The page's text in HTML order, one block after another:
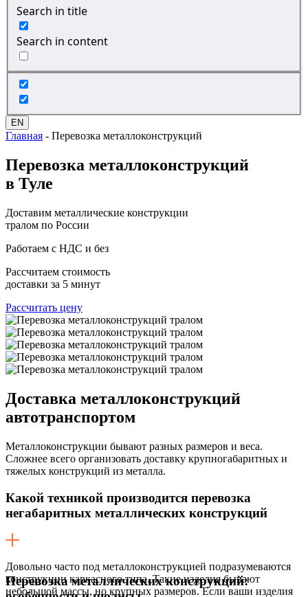
Search in title
Search in content
EN
Главная - Перевозка металлоконструкций
Перевозка металлоконструкций
в Туле
Доставим металлические конструкции
тралом по России
Работаем с НДС и без
Рассчитаем стоимость
доставки за 5 минут
Рассчитать цену
Доставка металлоконструкций
автотранспортом
Металлоконструкции бывают разных размеров и веса.
Сложнее всего организовать доставку крупногабаритных и
тяжелых конструкций из металла.
Какой техникой производится перевозка
негабаритных металлических конструкций
Довольно часто под металлоконструкцией подразумеваются
конструкции каркасного типа. Такие изделия бывают
небольшой массы, но крупных размеров. Если ваши изделия
Перевозка металлических конструкций: